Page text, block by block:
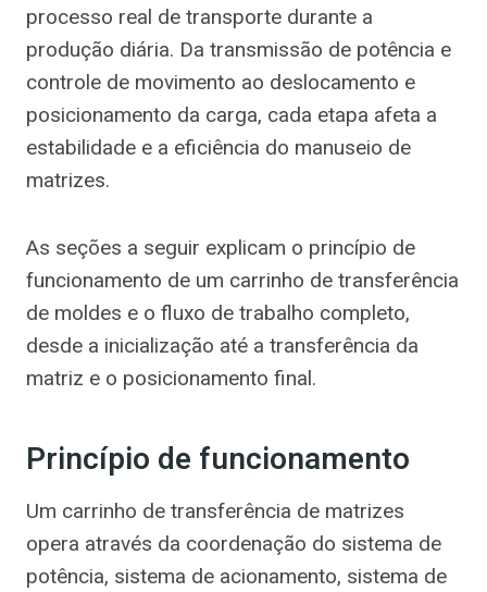
processo real de transporte durante a
produção diária. Da transmissão de potência e
controle de movimento ao deslocamento e
posicionamento da carga, cada etapa afeta a
estabilidade e a eficiência do manuseio de
matrizes.
As seções a seguir explicam o princípio de
funcionamento de um carrinho de transferência
de moldes e o fluxo de trabalho completo,
desde a inicialização até a transferência da
matriz e o posicionamento final.
Princípio de funcionamento
Um carrinho de transferência de matrizes
opera através da coordenação do sistema de
potência, sistema de acionamento, sistema de